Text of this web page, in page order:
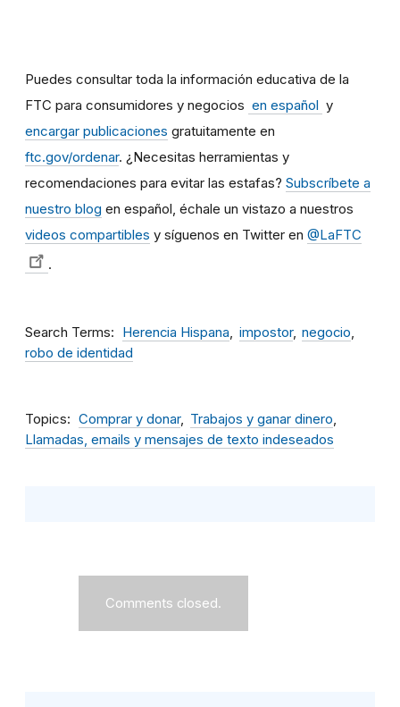
Puedes consultar toda la información educativa de la
FTC para consumidores y negocios en español y
encargar publicaciones gratuitamente en
ftc.gov/ordenar. ¿Necesitas herramientas y
recomendaciones para evitar las estafas? Subscríbete a
nuestro blog en español, échale un vistazo a nuestros
videos compartibles y síguenos en Twitter en @LaFTC
.
Search Terms Herencia Hispana impostor negocio
robo de identidad
Topics Comprar y donar
Trabajos y ganar dinero
Llamadas, emails y mensajes de texto indeseados
Comments closed.